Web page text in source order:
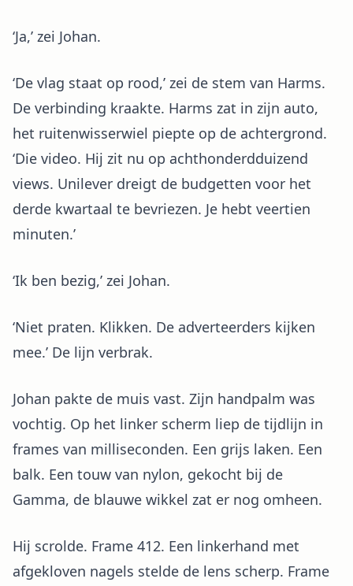
‘Ja,’ zei Johan.
‘De vlag staat op rood,’ zei de stem van Harms.
De verbinding kraakte. Harms zat in zijn auto,
het ruitenwisserwiel piepte op de achtergrond.
‘Die video. Hij zit nu op achthonderdduizend
views. Unilever dreigt de budgetten voor het
derde kwartaal te bevriezen. Je hebt veertien
minuten.’
‘Ik ben bezig,’ zei Johan.
‘Niet praten. Klikken. De adverteerders kijken
mee.’ De lijn verbrak.
Johan pakte de muis vast. Zijn handpalm was
vochtig. Op het linker scherm liep de tijdlijn in
frames van milliseconden. Een grijs laken. Een
balk. Een touw van nylon, gekocht bij de
Gamma, de blauwe wikkel zat er nog omheen.
Hij scrolde. Frame 412. Een linkerhand met
afgekloven nagels stelde de lens scherp. Frame